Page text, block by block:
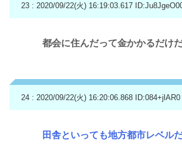
23 : 2020/09/22(火) 16:19:03.617
都会に住んだって金かかるだけ
24 : 2020/09/22(火) 16:20:06.868 ID:084+jlAR0
田舎といっても地方都市レベル